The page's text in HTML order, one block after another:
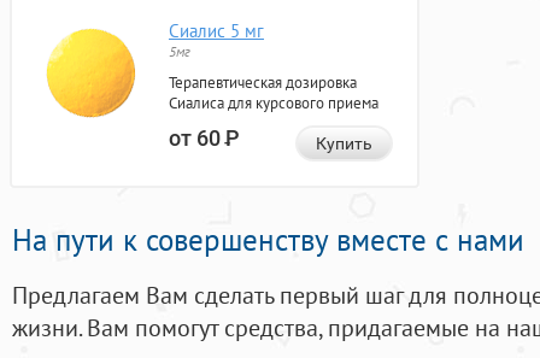
Сиалис 5 мг
5мг
Терапевтическая дозировка
Сиалиса для курсового приема
от 60Р Купить
На пути к совершенству вместе с нами
Предлагаем Вам сделать первый шаг для
жизни. Вам помогут средства, придагаемые на